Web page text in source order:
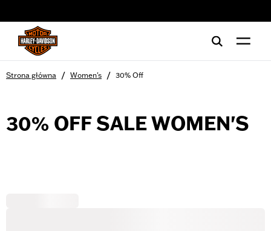
Strona główna / Women's / 30% Off
30% OFF SALE WOMEN'S